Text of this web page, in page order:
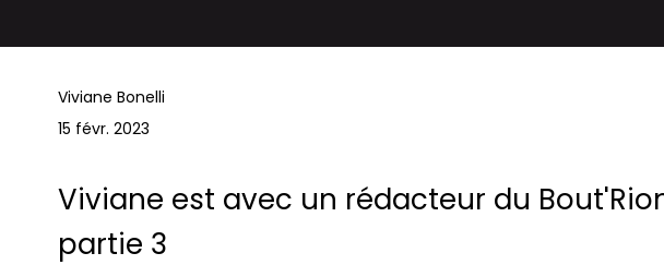
Viviane Bonelli
15 févr. 2023
Viviane est avec un rédacteur du
partie 3